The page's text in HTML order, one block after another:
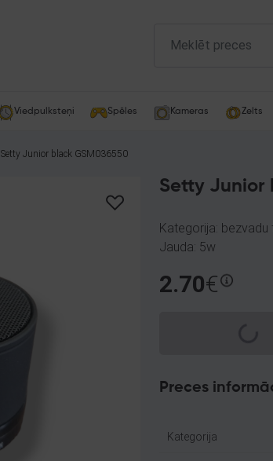
Viedpulksteņi Spēles Kameras Zelts
Setty Junior black GSM036550
Setty Junior
Kategorija: bezvadu
Jauda: 5w
2.70€
Spinning
Preces
Kategorija